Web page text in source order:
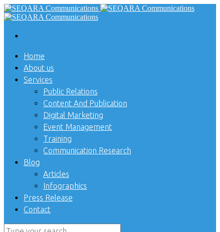
Home
About us
Services
Public Relations
Content And Publication
Digital Marketing
Event Management
Training
Communication Research
Blog
Articles
Infographics
Press Release
Contact